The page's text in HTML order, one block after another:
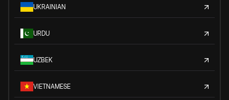
UKRAINIAN
URDU
UZBEK
VIETNAMESE